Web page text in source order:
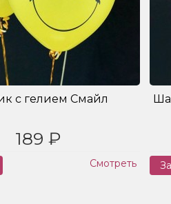
с гелием Смайл
189 ₽
Смотреть